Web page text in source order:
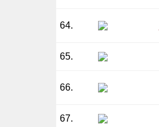
64.
65.
66.
67.